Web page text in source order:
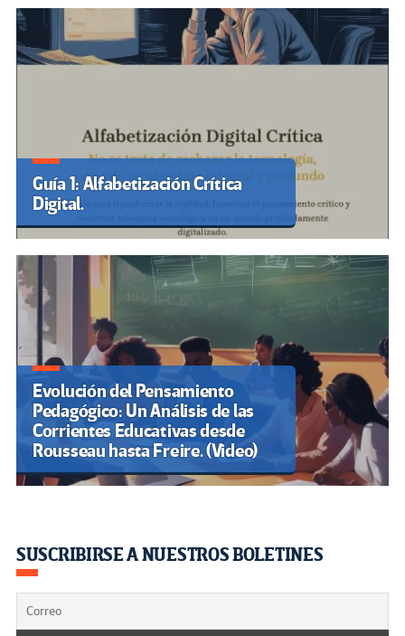
Guía 1: Alfabetización Crítica
Digital.
Evolución del Pensamiento
Pedagógico: Un Análisis de las
Corrientes Educativas desde
Rousseau hasta Freire. (Video)
SUSCRIBIRSE A NUESTROS BOLETINES